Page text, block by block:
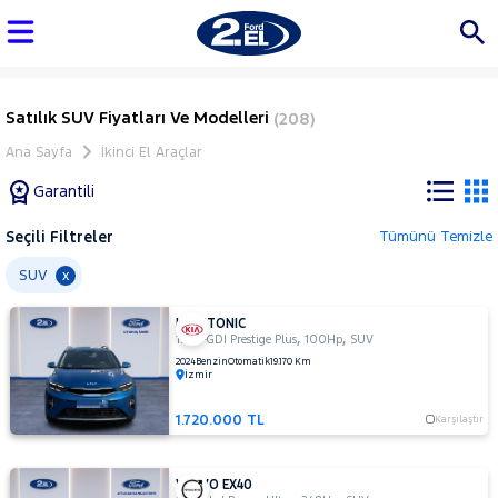
Satılık SUV Fiyatları Ve Modelleri (208)
Ana Sayfa İkinci El Araçlar
Garantili
Tüm
Araçlar
AUDI
BMC
BMW
BYD
Seçili Filtreler Tümünü Temizle
SUV x
KIA STONIC
1.0 T-GDI Prestige Plus,100Hp, SUV
2024BenzinOtomatik19.170 Km
İzmir
1.720.000 TL Karşılaştır
VOLVO EX40